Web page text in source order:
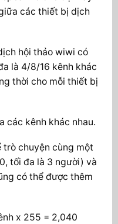
các thiết bị dịch
hội thảo wiwi có
là 4/8/16 kênh khác
thời cho mỗi thiết bị
các kênh khác nhau.
trò chuyện cùng một
tối đa là 3 người) và
có thể được thêm
x 255 = 2,040